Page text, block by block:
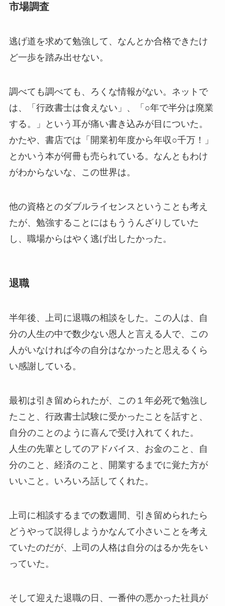
市場調査
逃げ道を求めて勉強して、なんとか合格できたけ
ど一歩を踏み出せない。
調べても調べても、ろくな情報がない。ネットで
は、「行政書士は食えない」、「○年で半分は廃業
する。」という耳が痛い書き込みが目についた。
かたや、書店では「開業初年度から年収○千万！」
とかいう本が何冊も売られている。なんともわけ
がわからないな、この世界は。
他の資格とのダブルライセンスということも考え
たが、勉強することにはもううんざりしていた
し、職場からはやく逃げ出したかった。
退職
半年後、上司に退職の相談をした。この人は、自
分の人生の中で数少ない恩人と言える人で、この
人がいなければ今の自分はなかったと思えるくら
い感謝している。
最初は引き留められたが、この１年必死で勉強し
たこと、行政書士試験に受かったことを話すと、
自分のことのように喜んで受け入れてくれた。
人生の先輩としてのアドバイス、お金のこと、自
分のこと、経済のこと、開業するまでに覚た方が
いいこと。いろいろ話してくれた。
上司に相談するまでの数週間、引き留められたら
どうやって説得しようかなんて小さいことを考え
ていたのだが、上司の人格は自分のはるか先をい
っていた。
そして迎えた退職の日、一番仲の悪かった社員が